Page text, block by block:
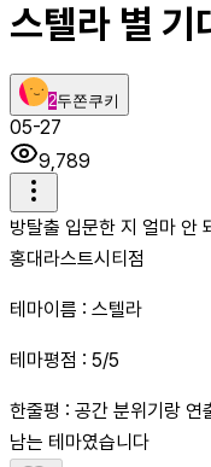
스텔라 별 기
2두쫀쿠키
05-27
9,789
방탈출 입문한 지 얼마 안
홍대라스트시티점
테마이름 : 스텔라
테마평점 : 5/5
한줄평 : 공간 분위기랑 연
남는 테마였습니다